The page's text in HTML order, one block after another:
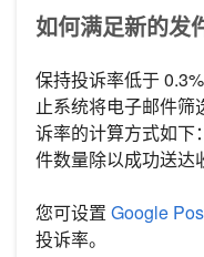
如何满足新的发
保持投诉率低于
止系统将电子邮件筛
诉率的计算方式如下
件数量除以成功送达
您可设置 Google
投诉率。